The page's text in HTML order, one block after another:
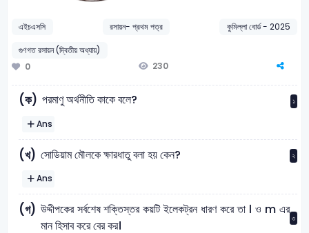
এইচএসসি রসায়ন- প্রথম পত্র
কুমিল্লা বোর্ড - 2025
গুণগত রসায়ন (দ্বিতীয় অধ্যায়)
0
230
(ক) পরমাণু অর্থনীতি কাকে বলে? ১
Ans
(খ) সোডিয়াম মৌলকে ক্ষারধাতু বলা হয় কেন? ২
Ans
(গ) উদ্দীপকের সর্বশেষ শক্তিস্তর কয়টি ইলেকট্রন ধারণ করে তা l ও m এর
মান হিসাব করে বের কর।
৩